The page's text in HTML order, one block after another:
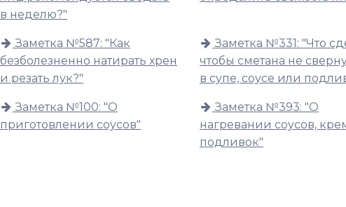
в неделю?"
Заметка №587: "Как
безболезненно натирать хрен
и резать лук?"
Заметка №331: "Что
чтобы сметана не
в супе, соусе или
Заметка №100: "О
приготовлении соусов"
Заметка №393: "О
нагревании соусов,
подливок"